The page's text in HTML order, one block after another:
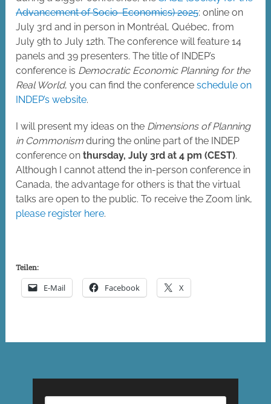
Advancement of Socio-Economics) 2025: online on
July 3rd and in person in Montréal, Québec, from
July 9th to July 12th. The conference will feature 14
panels and 39 presenters. The title of INDEP’s
conference is Democratic Economic Planning for the
Real World, you can find the conferenceschedule on
INDEP’s website.
I will present my ideas on the Dimensions of Planning
in Commonism during the online part of the INDEP
conference onthursday, July 3rd at 4 pm (CEST).
Although I cannot attend the in-person conference in
Canada, the advantage for others is that the virtual
talks are open to the public. To receive the Zoom link,
please register here.
Teilen:
E-Mail Facebook X